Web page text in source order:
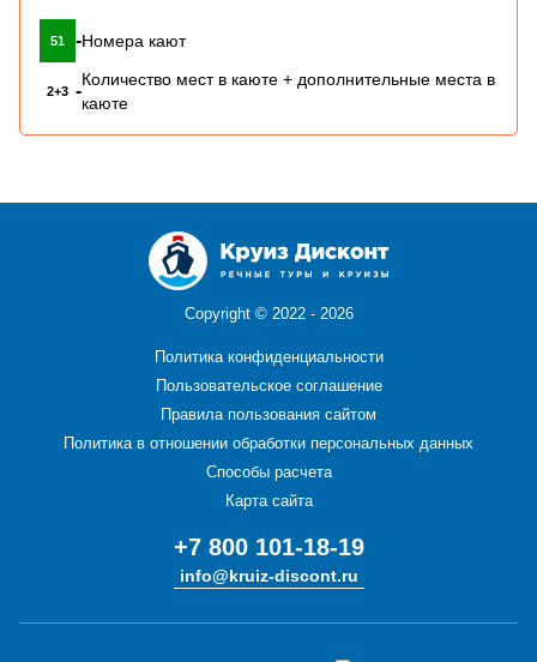
51 -Номера кают
2+3 -
Количество мест в каюте + дополнительные места в
каюте
Copyright © 2022 - 2026
Политика конфиденциальности
Пользовательское соглашение
Правила пользования сайтом
Политика в отношении обработки персональных данных
Способы расчета
Карта сайта
+7 800 101-18-19
info@kruiz-discont.ru